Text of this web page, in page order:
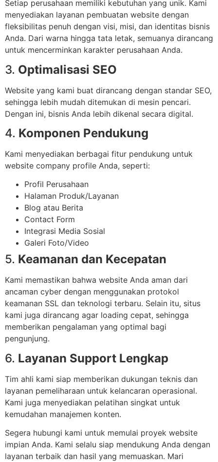
Setiap perusahaan memiliki kebutuhan yang unik. Kami
menyediakan layanan pembuatan website dengan
fleksibilitas penuh dengan visi, misi, dan identitas bisnis
Anda. Dari warna hingga tata letak, semuanya dirancang
untuk mencerminkan karakter perusahaan Anda.
3. Optimalisasi SEO
Website yang kami buat dirancang dengan standar SEO,
sehingga lebih mudah ditemukan di mesin pencari.
Dengan ini, bisnis Anda lebih dikenal secara digital.
4. Komponen Pendukung
Kami menyediakan berbagai fitur pendukung untuk
website company profile Anda, seperti:
Profil Perusahaan
Halaman Produk/Layanan
Blog atau Berita
Contact Form
Integrasi Media Sosial
Galeri Foto/Video
5. Keamanan dan Kecepatan
Kami memastikan bahwa website Anda aman dari
ancaman cyber dengan menggunakan protokol
keamanan SSL dan teknologi terbaru. Selain itu, situs
kami juga dirancang agar loading cepat, sehingga
memberikan pengalaman yang optimal bagi
pengunjung.
6. Layanan Support Lengkap
Tim ahli kami siap memberikan dukungan teknis dan
layanan pemeliharaan untuk kelancaran operasional.
Kami juga menyediakan pelatihan singkat untuk
kemudahan manajemen konten.
Segera hubungi kami untuk memulai proyek website
impian Anda. Kami selalu siap mendukung Anda dengan
layanan terbaik dan hasil yang memuaskan. Mari